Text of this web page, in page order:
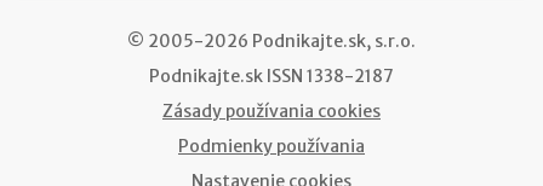
© 2005-2026 Podnikajte.sk, s.r.o.
Podnikajte.sk ISSN 1338-2187
Zásady používania cookies
Podmienky používania
Nastavenie cookies